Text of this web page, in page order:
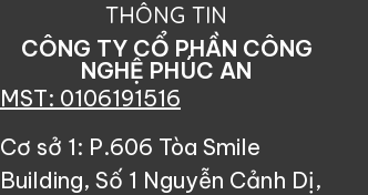
THÔNG TIN
CÔNG TY CỔ PHẦN CÔNG
NGHỆ PHÚC AN
MST: 0106191516
Cơ sở 1: P.606 Tòa Smile
Building, Số 1 Nguyễn Cảnh Dị,